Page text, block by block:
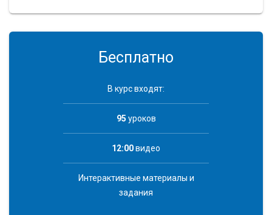
Бесплатно
В курс входят:
95 уроков
12:00видео
Интерактивные материалы и
задания